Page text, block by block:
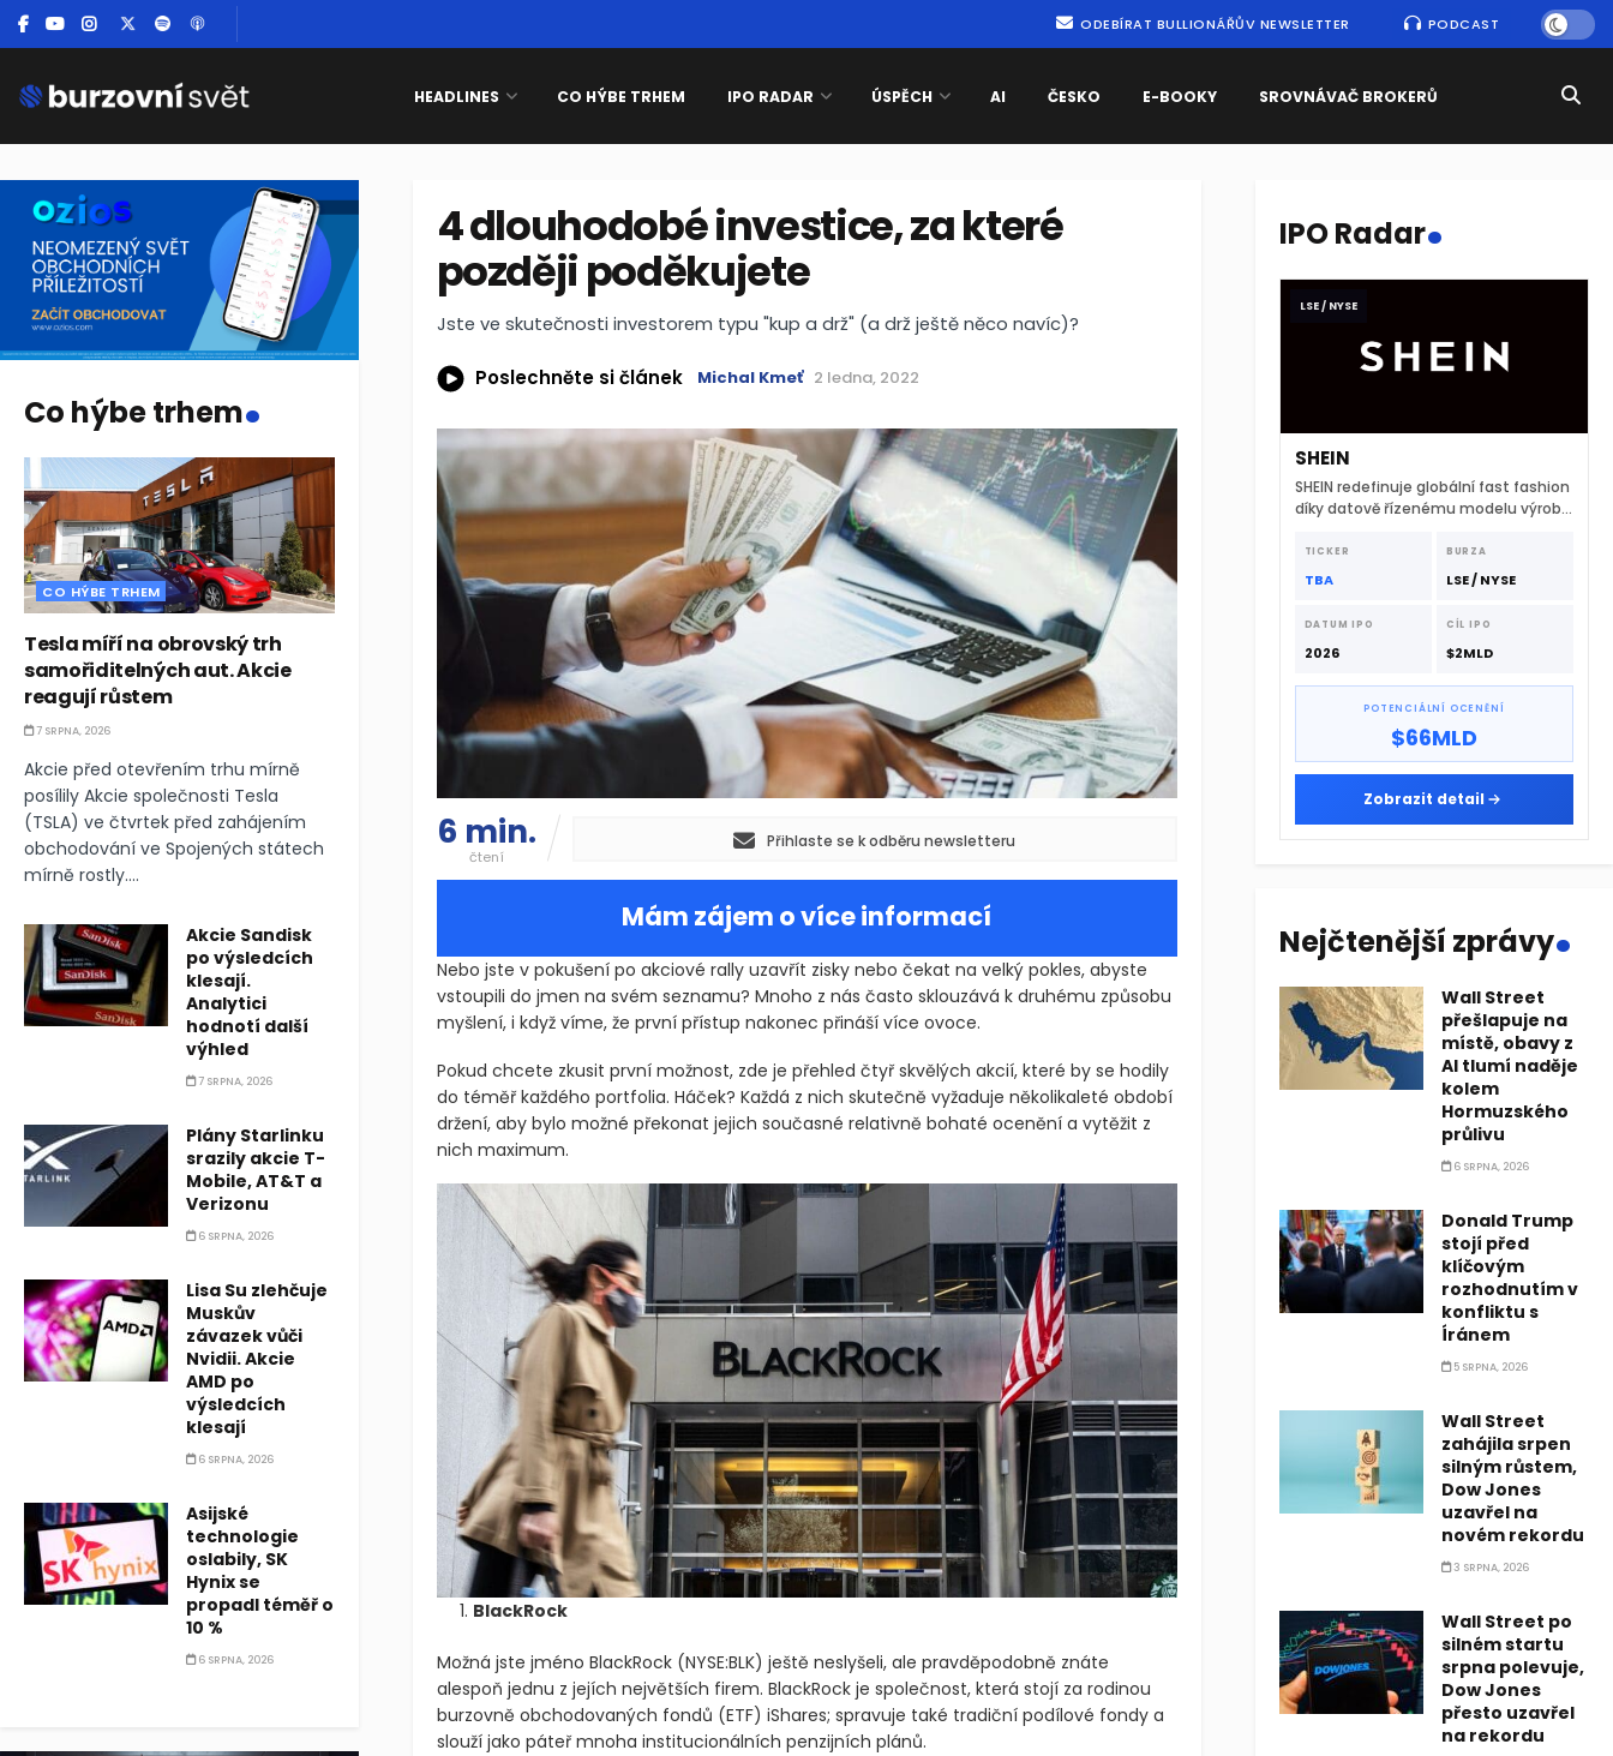
ODEBÍRAT BULLIONÁŘŮV NEWSLETTER PODCAST
HEADLINES CO HÝBE TRHEM IPO RADAR ÚSPĚCH AI ČESKO E-BOOKY SROVNÁVAČ BROKERŮ
4 dlouhodobé investice, za které
později poděkujete
Jste ve skutečnosti investorem typu "kup a drž" (a drž ještě něco navíc)?
Poslechněte si článek Michal Kmeť 2 ledna, 2022
6 min.
čtení
Přihlaste se k odběru newsletteru
Mám zájem o více informací
Nebo jste v pokušení po akciové rally uzavřít zisky nebo čekat na velký pokles, abyste
vstoupili do jmen na svém seznamu? Mnoho z nás často sklouzává k druhému způsobu
myšlení, i když víme, že první přístup nakonec přináší více ovoce.
Pokud chcete zkusit první možnost, zde je přehled čtyř skvělých akcií, které by se hodily
do téměř každého portfolia. Háček? Každá z nich skutečně vyžaduje několikaleté období
držení, aby bylo možné překonat jejich současné relativně bohaté ocenění a vytěžit z
nich maximum.
BlackRock
Možná jste jméno BlackRock (NYSE:BLK) ještě neslyšeli, ale pravděpodobně znáte
alespoň jednu z jejích největších firem. BlackRock je společnost, která stojí za rodinou
burzovně obchodovaných fondů (ETF) iShares; spravuje také tradiční podílové fondy a
slouží jako páteř mnoha institucionálních penzijních plánů.
Co hýbe trhem.
CO HÝBE TRHEM
Tesla míří na obrovský trh
samořiditelných aut. Akcie
reagují růstem
7 SRPNA, 2026
Akcie před otevřením trhu mírně
posílily Akcie společnosti Tesla
(TSLA) ve čtvrtek před zahájením
obchodování ve Spojených státech
mírně rostly....
Akcie Sandisk
po výsledcích
klesají.
Analytici
hodnotí další
výhled
7 SRPNA, 2026
Plány Starlinku
srazily akcie T-
Mobile, AT&T a
Verizonu
6 SRPNA, 2026
Lisa Su zlehčuje
Muskův
závazek vůči
Nvidii. Akcie
AMD po
výsledcích
klesají
6 SRPNA, 2026
Asijské
technologie
oslabily, SK
Hynix se
propadl téměř o
10 %
6 SRPNA, 2026
IPO Radar.
LSE / NYSE
SHEIN
SHEIN redefinuje globální fast fashion
díky datově řízenému modelu výroby
dodavatelskému řetězci.
TICKER
TBA
BURZA
LSE / NYSE
DATUM IPO
2026
CÍL IPO
$2MLD
POTENCIÁLNÍ OCENĚNÍ
$66MLD
Zobrazit detail
Nejčtenější zprávy.
Wall Street
přešlapuje na
místě, obavy z
AI tlumí naděje
kolem
Hormuzského
průlivu
6 SRPNA, 2026
Donald Trump
stojí před
klíčovým
rozhodnutím v
konfliktu s
Íránem
5 SRPNA, 2026
Wall Street
zahájila srpen
silným růstem,
Dow Jones
uzavřel na
novém rekordu
3 SRPNA, 2026
Wall Street po
silném startu
srpna polevuje,
Dow Jones
přesto uzavřel
na rekordu